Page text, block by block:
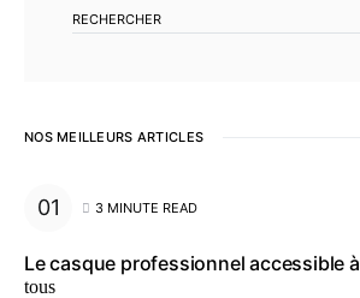
NOS MEILLEURS ARTICLES
3 MINUTE READ
Le casque professionnel accessible à
tous